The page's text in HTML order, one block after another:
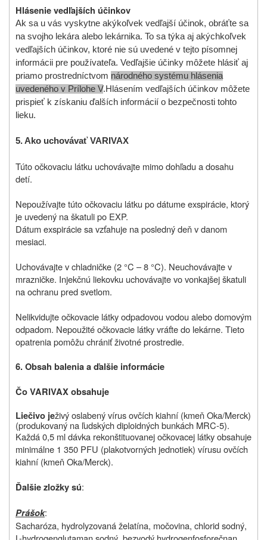
Hlásenie vedľajších účinkov
Ak sa u vás vyskytne akýkoľvek vedľajší účinok, obráťte sa
na svojho lekára alebo lekárnika. To sa týka aj akýchkoľvek
vedľajších účinkov, ktoré nie sú uvedené v tejto písomnej
informácii pre používateľa. Vedľajšie účinky môžete hlásiť aj
priamo prostredníctvom národného systému hlásenia
uvedeného v Prílohe V.Hlásením vedľajších účinkov môžete
prispieť k získaniu ďalších informácií o bezpečnosti tohto
lieku.
5. Ako uchovávať VARIVAX
Túto očkovaciu látku uchovávajte mimo dohľadu a dosahu
detí.
Nepoužívajte túto očkovaciu látku po dátume exspirácie, ktorý
je uvedený na škatuli po EXP.
Dátum exspirácie sa vzťahuje na posledný deň v danom
mesiaci.
Uchovávajte v chladničke (2 °C – 8 °C). Neuchovávajte v
mrazničke. Injekčnú liekovku uchovávajte vo vonkajšej škatuli
na ochranu pred svetlom.
Nelikvidujte očkovacie látky odpadovou vodou alebo domovým
odpadom. Nepoužité očkovacie látky vráťte do lekárne. Tieto
opatrenia pomôžu chrániť životné prostredie.
6. Obsah balenia a ďalšie informácie
Čo VARIVAX obsahuje
Liečivo ježivý oslabený vírus ovčích kiahní (kmeň Oka/Merck)
(produkovaný na ľudských diploidných bunkách MRC-5).
Každá 0,5 ml dávka rekonštituovanej očkovacej látky obsahuje
minimálne 1 350 PFU (plakotvorných jednotiek) vírusu ovčích
kiahní (kmeň Oka/Merck).
Ďalšie zložky sú:
Prášok:
Sacharóza, hydrolyzovaná želatína, močovina, chlorid sodný,